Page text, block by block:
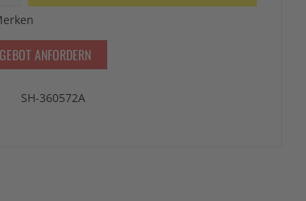
ANFORDERN
SH-360572A